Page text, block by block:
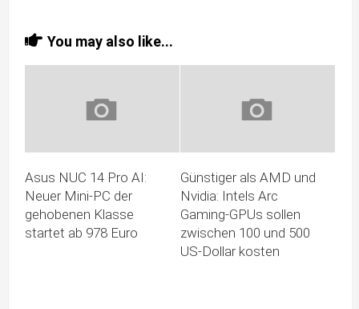
You may also like...
Asus NUC 14 Pro AI:
Neuer Mini-PC der
gehobenen Klasse
startet ab 978 Euro
Günstiger als AMD und
Nvidia: Intels Arc
Gaming-GPUs sollen
zwischen 100 und 500
US-Dollar kosten